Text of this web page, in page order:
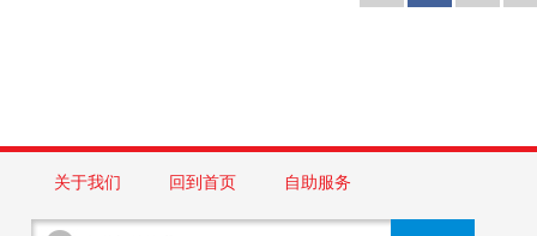
关于我们 回到首页 自助服务